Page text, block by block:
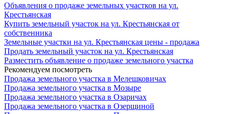
Объявления о продаже земельных участков на ул.
Крестьянская
Купить земельный участок на ул. Крестьянская от
собственника
Земельные участки на ул. Крестьянская цены - продажа
Продать земельный участок на ул. Крестьянская
Разместить объявление о продаже земельного участка
Рекомендуем посмотреть
Продажа земельного участка в Мелешковичах
Продажа земельного участка в Мозыре
Продажа земельного участка в Озаричах
Продажа земельного участка в Озерщиной